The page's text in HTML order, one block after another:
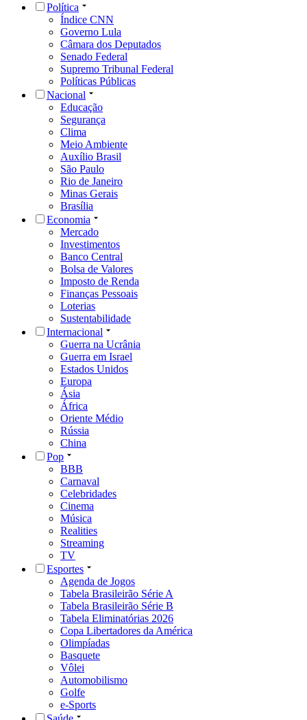
Política
Índice CNN
Governo Lula
Câmara dos Deputados
Senado Federal
Supremo Tribunal Federal
Políticas Públicas
Nacional
Educação
Segurança
Clima
Meio Ambiente
Auxílio Brasil
São Paulo
Rio de Janeiro
Minas Gerais
Brasília
Economia
Mercado
Investimentos
Banco Central
Bolsa de Valores
Imposto de Renda
Finanças Pessoais
Loterias
Sustentabilidade
Internacional
Guerra na Ucrânia
Guerra em Israel
Estados Unidos
Europa
Ásia
África
Oriente Médio
Rússia
China
Pop
BBB
Carnaval
Celebridades
Cinema
Música
Realities
Streaming
TV
Esportes
Agenda de Jogos
Tabela Brasileirão Série A
Tabela Brasileirão Série B
Tabela Eliminatórias 2026
Copa Libertadores da América
Olimpíadas
Basquete
Vôlei
Automobilismo
Golfe
e-Sports